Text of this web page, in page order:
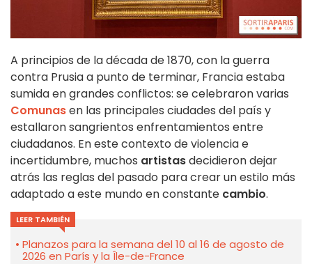
A principios de la década de 1870, con la guerra
contra Prusia a punto de terminar, Francia estaba
sumida en grandes conflictos: se celebraron varias
Comunasen las principales ciudades del país y
estallaron sangrientos enfrentamientos entre
ciudadanos. En este contexto de violencia e
incertidumbre, muchos artistasdecidieron dejar
atrás las reglas del pasado para crear un estilo más
adaptado a este mundo en constante cambio.
LEER TAMBIÉN
Planazos para la semana del 10 al 16 de agosto de
2026 en París y la Île-de-France